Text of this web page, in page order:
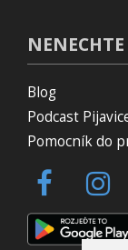
Blog
Podcast
Pomocník do